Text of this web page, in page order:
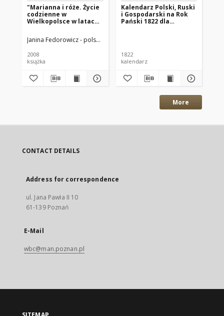
"Marianna i róże. Życie
codzienne w
Wielkopolsce w latach
rodzinnej"
Janina Fedorowicz - polska pisarka
2008
książka
Kalendarz Polski, Ruski
i Gospodarski na Rok
Pański 1822 dla
dni 365
1822
kalendarz
More
CONTACT DETAILS
Address for correspondence
ul. Jana Pawła II 10
61-139 Poznań
E-Mail
wbc@man.poznan.pl